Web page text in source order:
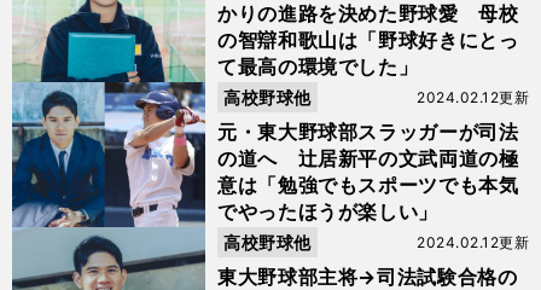
かりの進路を決めた野球愛 母校
の智辯和歌山は「野球好きにとっ
て最高の環境でした」
元・東大野球部スラッガーが司法
の道へ 辻居新平の文武両道の極
意は「勉強でもスポーツでも本気
でやったほうが楽しい」
2024.02.12更新
高校野球他
東大野球部主将→司法試験合格の
2024.02.12更新
高校野球他